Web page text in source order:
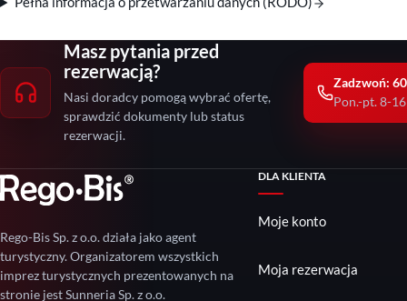
Masz pytania przed
rezerwacją?
Nasi doradcy pomogą wybrać ofertę,
sprawdzić dokumenty lub status
rezerwacji.
Zadzwoń:
Pon.-pt. 8-16
Rego-Bis Sp. z o.o. działa jako agent
turystyczny. Organizatorem wszystkich
imprez turystycznych prezentowanych na
stronie jest Sunneria Sp. z o.o.
DLA KLIENTA
Moje konto
Moja rezerwacja